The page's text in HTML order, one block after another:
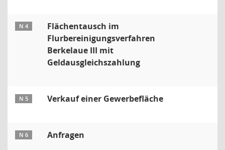
N 4
Flächentausch im
Flurbereinigungsverfahren
Berkelaue III mit
Geldausgleichszahlung
N 5 Verkauf einer Gewerbefläche
N 6 Anfragen